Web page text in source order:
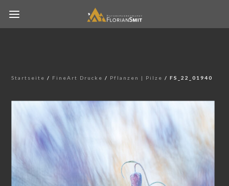
Startseite / FineArt Drucke / Pflanzen | Pilze / FS_22_01940